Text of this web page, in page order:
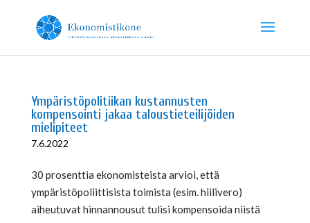
Ympäristöpolitiikan kustannusten
kompensointi jakaa taloustieteilijöiden
mielipiteet
7.6.2022
30 prosenttia ekonomisteista arvioi, että
ympäristöpoliittisista toimista (esim. hiilivero)
aiheutuvat hinnannousut tulisi kompensoida niistä